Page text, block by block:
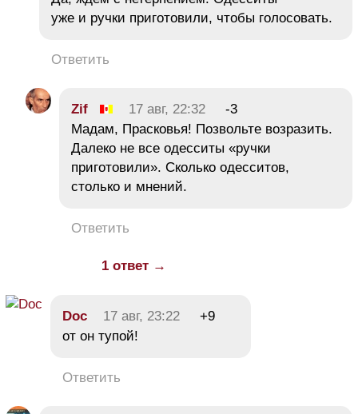
уже и ручки приготовили, чтобы голосовать.
Ответить
Zif 17 авг, 22:32
-3
Мадам, Прасковья! Позвольте возразить.
Далеко не все одесситы «ручки
приготовили». Сколько одесситов,
столько и мнений.
Ответить
1 ответ →
Doc 17 авг, 23:22
+9
от он тупой!
Ответить